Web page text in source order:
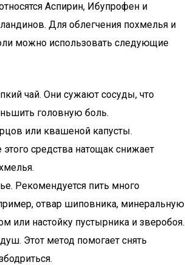
Аспирин, Ибупрофен и
Для облегчения похмелья и
можно использовать следующие
чай. Они сужают сосуды, что
головную боль.
или квашеной капусты.
этого средства натощак снижает
Рекомендуется пить много
отвар шиповника, минеральную
или настойку пустырника и зверобоя.
Этот метод помогает снять